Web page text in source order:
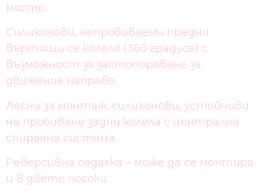
място.
Силиконови, непробиваеми предни
въртящи се колела (360 градуса) с
възможност за застопоряване за
движение направо.
Лесни за монтаж, силиконови, устойчиви
на пробиване задни колела с централна
спирачна система.
Реверсивна седалка – може да се монтира
и в двете посоки.